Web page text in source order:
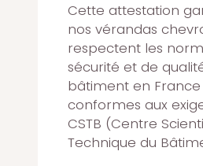
Cette attestation
nos vérandas
respectent les
sécurité et de
bâtiment en
conformes aux
CSTB (Centre
Technique du